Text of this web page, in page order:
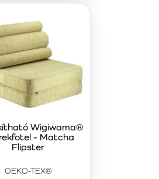
OEKO-TEX®
Wigiwama®
- Matcha
Flipster